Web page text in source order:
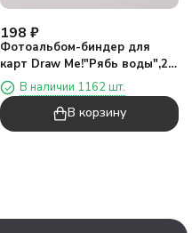
198 ₽
Фотоальбом-биндер для
карт Draw Me!"Рябь воды",20
страниц(13*12,5см)
В наличии 1162 шт.
В корзину